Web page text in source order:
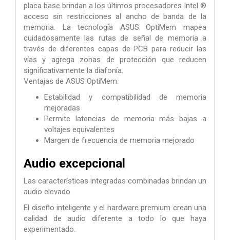
placa base brindan a los últimos procesadores Intel ®
acceso sin restricciones al ancho de banda de la
memoria. La tecnología ASUS OptiMem mapea
cuidadosamente las rutas de señal de memoria a
través de diferentes capas de PCB para reducir las
vías y agrega zonas de protección que reducen
significativamente la diafonía.
Ventajas de ASUS OptiMem:
Estabilidad y compatibilidad de memoria
mejoradas
Permite latencias de memoria más bajas a
voltajes equivalentes
Margen de frecuencia de memoria mejorado
Audio excepcional
Las características integradas combinadas brindan un
audio elevado
El diseño inteligente y el hardware premium crean una
calidad de audio diferente a todo lo que haya
experimentado.